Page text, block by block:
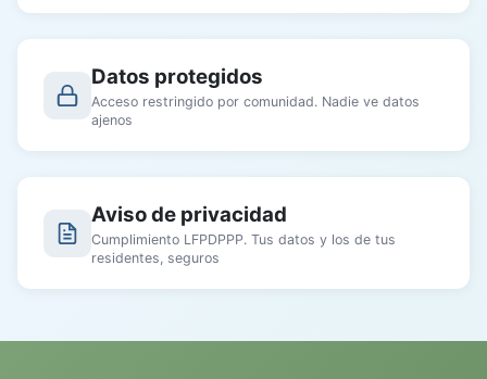
Datos protegidos
Acceso restringido por comunidad. Nadie ve datos
ajenos
Aviso de privacidad
Cumplimiento LFPDPPP. Tus datos y los de tus
residentes, seguros